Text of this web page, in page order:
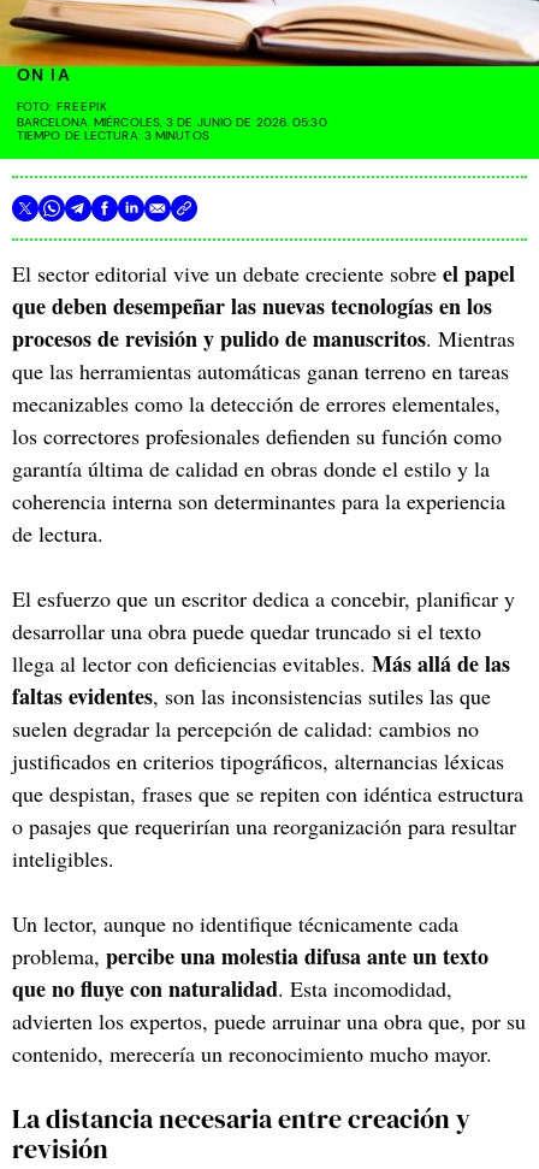
ON IA
FOTO: FREEPIK
BARCELONA. MIÉRCOLES, 3 DE JUNIO DE 2026. 05:30
TIEMPO DE LECTURA: 3 MINUTOS
El sector editorial vive un debate creciente sobre el papel
que deben desempeñar las nuevas tecnologías en los
procesos de revisión y pulido de manuscritos. Mientras
que las herramientas automáticas ganan terreno en tareas
mecanizables como la detección de errores elementales,
los correctores profesionales defienden su función como
garantía última de calidad en obras donde el estilo y la
coherencia interna son determinantes para la experiencia
de lectura.
El esfuerzo que un escritor dedica a concebir, planificar y
desarrollar una obra puede quedar truncado si el texto
llega al lector con deficiencias evitables. Más allá de las
faltas evidentes, son las inconsistencias sutiles las que
suelen degradar la percepción de calidad: cambios no
justificados en criterios tipográficos, alternancias léxicas
que despistan, frases que se repiten con idéntica estructura
o pasajes que requerirían una reorganización para resultar
inteligibles.
Un lector, aunque no identifique técnicamente cada
problema, percibe una molestia difusa ante un texto
que no fluye con naturalidad. Esta incomodidad,
advierten los expertos, puede arruinar una obra que, por su
contenido, merecería un reconocimiento mucho mayor.
La distancia necesaria entre creación y
revisión